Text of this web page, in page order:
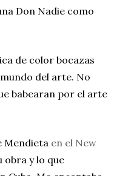
Don Nadie como
de color bocazas
del arte. No
babearan por el arte
Mendieta en el New
obra y lo que